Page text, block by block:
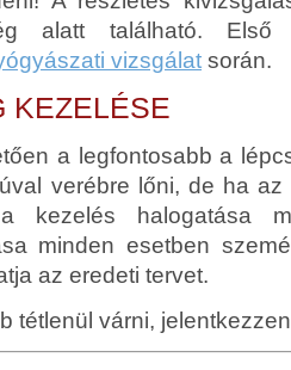
alatt található.
vizsgálat során.
KEZELÉSE
a legfontosabb a
verébre lőni, de ha
kezelés halogatása
minden esetben
az eredeti tervet.
tétlenül várni,